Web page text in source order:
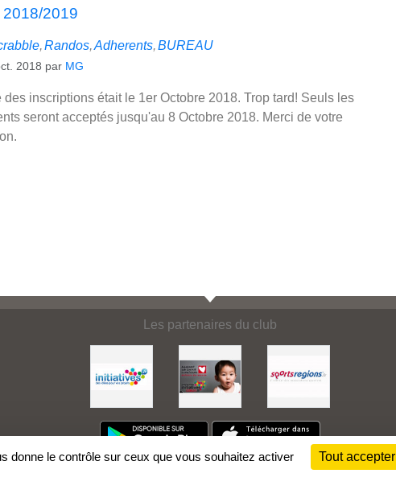
2019
Randos Adherents BUREAU
2018 par MG
des inscriptions était le 1er Octobre 2018. Trop tard! Seuls les
seront acceptés jusqu'au 8 Octobre 2018. Merci de votre
Les partenaires du club
donne le contrôle sur ceux que vous souhaitez activer Tout accepter